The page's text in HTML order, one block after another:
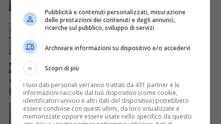
CRONACA & ATTUALITÀ 4 giorni fa
Mattia Ranghetti muore a 29 anni dopo la
folgorazione alle Ferriere Nord di Osoppo
CRONACA & ATTUALITÀ
Arrivano 142 nuovi poliziotti in Friuli-Venezia Giulia:
61 saranno assegnati a Trieste
CRONACA & ATTUALITÀ 4 giorni fa
Mattia Ranghetti morto dopo l’infortunio alle
Pubblicità e contenuti personalizzati, misurazione
delle prestazioni dei contenuti e degli annunci,
ricerche sul pubblico, sviluppo di servizi
Archiviare informazioni su dispositivo e/o accedervi
Scopri di più
I tuoi dati personali verranno trattati da 431 partner e le
informazioni raccolte dal tuo dispositivo (come cookie,
identificatori univoci e altri dati del dispositivo) potrebbero
essere condivise con questi ultimi, da loro visualizzate e
memorizzate oppure essere usate nello specifico da questo